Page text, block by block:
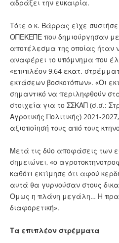
αδράξει την ευκαιρία.
Τότε ο κ. Βάρρας είχε
ΟΠΕΚΕΠΕ που δημιούργησαν
αποτέλεσμα της οποίας ήταν
αναφέρει το υπόμνημα που
«επιπλέον 9,64 εκατ.
εκτάσεων βοσκοτόπων». «Οι
σημαντικό να περιληφθούν
στοιχεία για το ΣΣΚΑΠ (σ.σ.:
Αγροτικής Πολιτικής) 2021-
αξιοποίησή τους από τους
Μετά τις δύο αποφάσεις των
σημειώνει, «ο
καθότι εκτίμησε ότι αφού
αυτά θα γυρνούσαν στους
Ομως η πλάνη μεγάλη… Η
διαφορετική».
Τα επιπλέον στρέμματα